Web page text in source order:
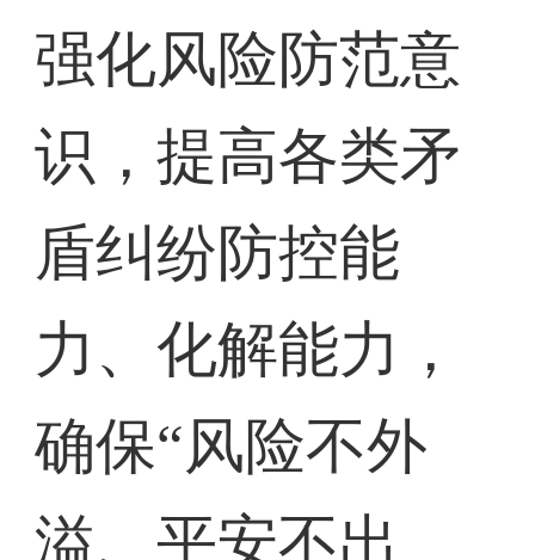
强化风险防范意
识，提高各类矛
盾纠纷防控能
力、化解能力，
确保“风险不外
溢、平安不出